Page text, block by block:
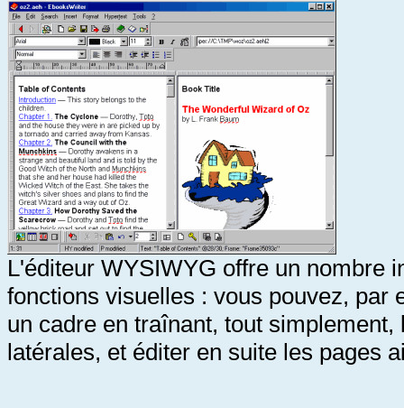
L'éditeur WYSIWYG offre un nombre
fonctions visuelles : vous pouvez, par
un cadre en traînant, tout simplement,
latérales, et éditer en suite les pages